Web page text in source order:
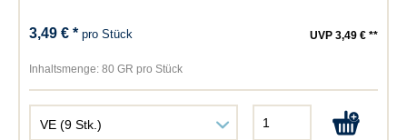
3,49 € *pro Stück UVP 3,49 € **
Inhaltsmenge: 80 GR pro Stück